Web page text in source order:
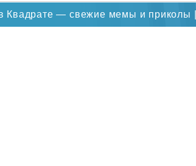
Квадрате — свежие мемы и приколы